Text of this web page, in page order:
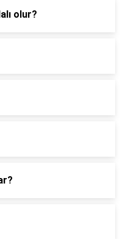
olur?